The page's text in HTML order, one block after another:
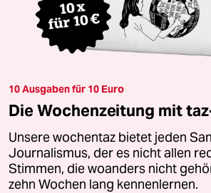
10 Ausgaben für 10 Euro
Die Wochenzeitung mit
Unsere wochentaz bietet jeden
Journalismus, der es nicht allen
Stimmen, die woanders nicht
zehn Wochen lang kennenlernen.